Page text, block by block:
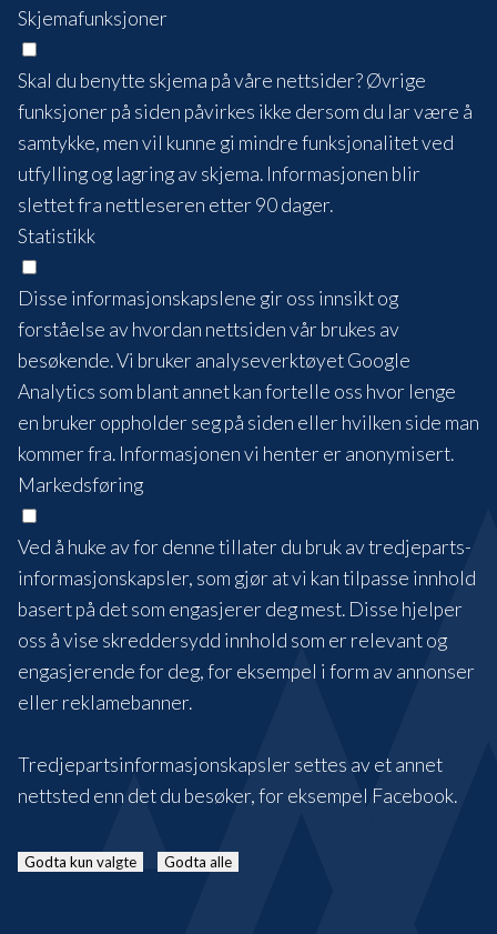
Skjemafunksjoner
Skal du benytte skjema på våre nettsider? Øvrige
funksjoner på siden påvirkes ikke dersom du lar være å
samtykke, men vil kunne gi mindre funksjonalitet ved
utfylling og lagring av skjema. Informasjonen blir
slettet fra nettleseren etter 90 dager.
Statistikk
Disse informasjonskapslene gir oss innsikt og
forståelse av hvordan nettsiden vår brukes av
besøkende. Vi bruker analyseverktøyet Google
Analytics som blant annet kan fortelle oss hvor lenge
en bruker oppholder seg på siden eller hvilken side man
kommer fra. Informasjonen vi henter er anonymisert.
Markedsføring
Ved å huke av for denne tillater du bruk av tredjeparts-
informasjonskapsler, som gjør at vi kan tilpasse innhold
basert på det som engasjerer deg mest. Disse hjelper
oss å vise skreddersydd innhold som er relevant og
engasjerende for deg, for eksempel i form av annonser
eller reklamebanner.
Tredjepartsinformasjonskapsler settes av et annet
nettsted enn det du besøker, for eksempel Facebook.
Godta kun valgte Godta alle